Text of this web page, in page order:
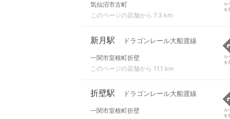
気仙沼市古町
このページの店舗から 7.3 km
ル
を
新月駅 ドラゴンレール大船渡線
一関市室根町折壁
このページの店舗から 11.1 km
ル
を
折壁駅 ドラゴンレール大船渡線
一関市室根町折壁
ル
を